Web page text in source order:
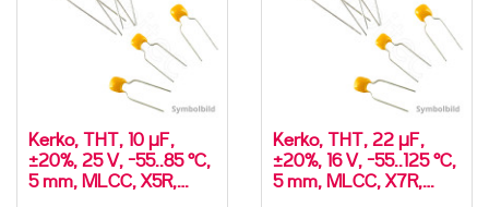
Kerko, THT, 10 µF,
±20%, 25 V, -55..85 °C,
5 mm, MLCC, X5R,
Kerko, THT, 22 µF,
±20%, 16 V, -55..125 °C,
5 mm, MLCC, X7R,